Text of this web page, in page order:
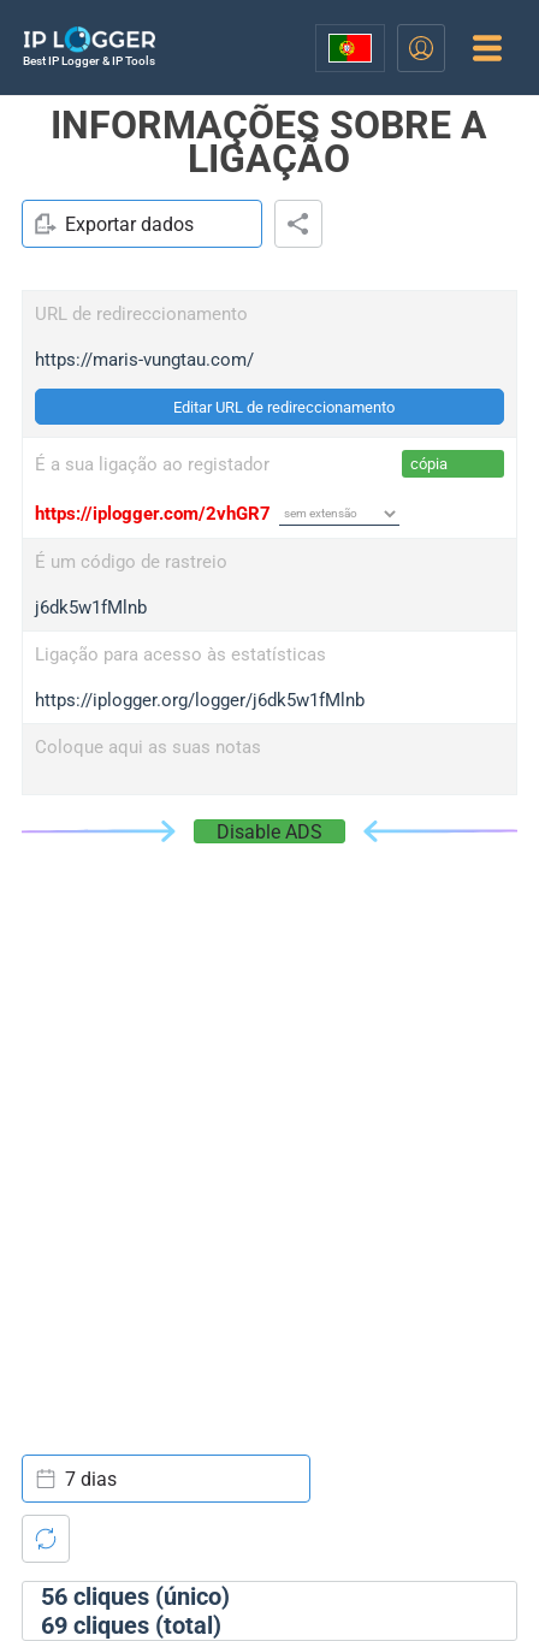
Best IP Logger & IP Tools
INFORMAÇÕES SOBRE A
LIGAÇÃO
Exportar dados
URL de redireccionamento
https://maris-vungtau.com/
Editar URL de redireccionamento
É a sua ligação ao registador cópia
https://iplogger.com/2vhGR7
É um código de rastreio
j6dk5w1fMlnb
Ligação para acesso às estatísticas
https://iplogger.org/logger/j6dk5w1fMlnb
Coloque aqui as suas notas
Disable ADS
56cliques (único)
69cliques (total)
7 dias